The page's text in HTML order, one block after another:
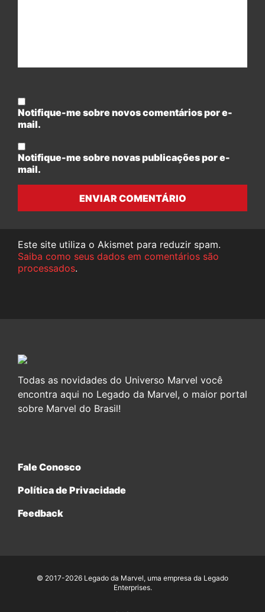
Notifique-me sobre novos comentários por e-
mail.
Notifique-me sobre novas publicações por e-
mail.
ENVIAR COMENTÁRIO
Este site utiliza o Akismet para reduzir spam.
Saiba como seus dados em comentários são
processados.
Todas as novidades do Universo Marvel você
encontra aqui no Legado da Marvel, o maior portal
sobre Marvel do Brasil!
Fale Conosco
Política de Privacidade
Feedback
© 2017-2026 Legado da Marvel, uma empresa da Legado
Enterprises.